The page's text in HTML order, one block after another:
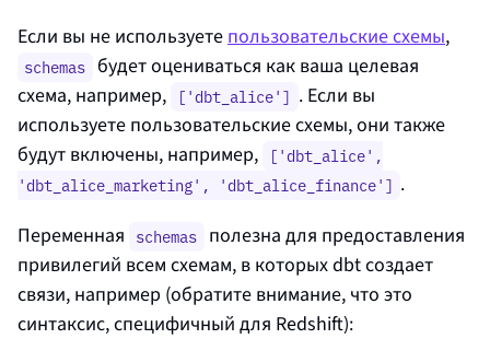
Если вы не используете пользовательские схемы,
schemas будет оцениваться как ваша целевая
схема, например,
['dbt_alice'] . Если вы
используете пользовательские схемы, они также
будут включены, например,
['dbt_alice',
'dbt_alice_marketing', 'dbt_alice_finance'] .
Переменная schemas полезна для предоставления
привилегий всем схемам, в которых dbt создает
связи, например (обратите внимание, что это
синтаксис, специфичный для Redshift):